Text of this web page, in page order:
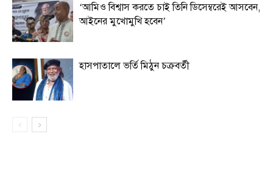
‘আমিও বিশ্বাস করতে চাই তিনি ডিসেম্বরেই আসবেন,
আইনের মুখোমুখি হবেন’
হাসপাতালে ভর্তি মিঠুন চক্রবর্তী